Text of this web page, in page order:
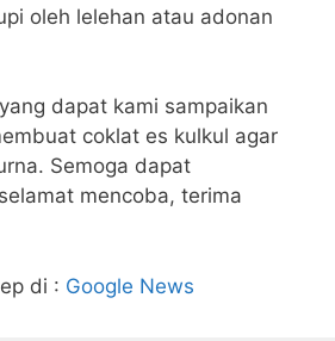
oleh lelehan atau adonan
dapat kami sampaikan
coklat es kulkul agar
Semoga dapat
mencoba, terima
di : Google News